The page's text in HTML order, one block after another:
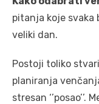
pitanja koje svaka
veliki dan.
Postoji toliko
planiranja
stresan